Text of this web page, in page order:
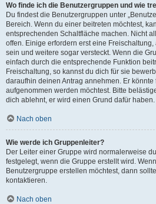
Wo finde ich die Benutzergruppen und wie
Du findest die Benutzergruppen unter
Bereich. Wenn du einer beitreten möchtest,
entsprechenden Schaltfläche machen. Nicht
offen. Einige erfordern erst eine
sein und weitere sogar versteckt. Wenn die
einfach durch die entsprechende Funktion
Freischaltung, so kannst du dich für sie
daraufhin deinen Antrag annehmen. Er
aufgenommen werden möchtest. Bitte
dich ablehnt, er wird einen Grund dafür haben.
Nach oben
Wie werde ich Gruppenleiter?
Der Leiter einer Gruppe wird normalerweise
festgelegt, wenn die Gruppe erstellt wird.
Benutzergruppe erstellen möchtest, dann
kontaktieren.
Nach oben